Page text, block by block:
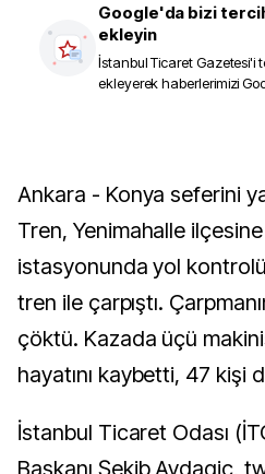
Google'da bizi
ekleyin
İstanbul Ticaret Gazetesi'i
ekleyerek haberlerimizi
Ankara - Konya seferini yapan Yüksek Hızlı
Tren, Yenimahalle
istasyonunda yol
tren ile çarpıştı.
çöktü. Kazada üçü
hayatını kaybetti, 47 kişi
İstanbul Ticaret Odası
Başkanı Şekib Avdagiç,